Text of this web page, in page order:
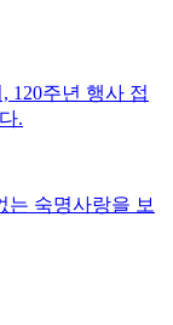
120주년 행사 접
.
는 숙명사랑을 보